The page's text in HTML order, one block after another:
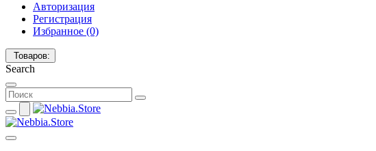
Авторизация
Регистрация
Избранное (0)
Товаров:
Search